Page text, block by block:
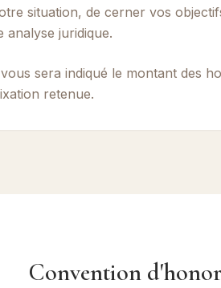
situation, de cerner vos
juridique.
sera indiqué le montant des
retenue.
Convention